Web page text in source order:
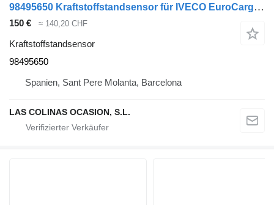
98495650 Kraftstoffstandsensor für IVECO EuroCargo tector LKW
150 € ≈ 140,20 CHF
Kraftstoffstandsensor
98495650
Spanien, Sant Pere Molanta, Barcelona
LAS COLINAS OCASION, S.L.